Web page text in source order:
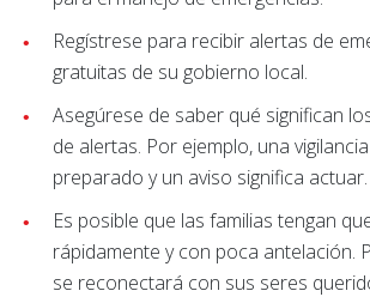
Regístrese para recibir alertas de
gratuitas de su gobierno local.
Asegúrese de saber qué significan
de alertas. Por ejemplo, una
preparado y un aviso significa actuar.
Es posible que las familias tengan
rápidamente y con poca antelación.
se reconectará con sus seres